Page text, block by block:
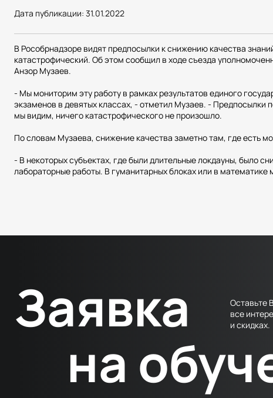
Дата публикации: 31.01.2022
В Рособрнадзоре видят предпосылки к снижению качества
катастрофический. Об этом сообщил в ходе съезда
Анзор Музаев.
- Мы мониторим эту работу в рамках результатов единого
экзаменов в девятых классах, - отметил Музаев. - Предпосылки
мы видим, ничего катастрофического не произошло.
По словам Музаева, снижение качества заметно там, где есть
- В некоторых субъектах, где были длительные локдауны, было
лабораторные работы. В гуманитарных блоках или в
Заявка
на
Оставьте
все
и скидках.